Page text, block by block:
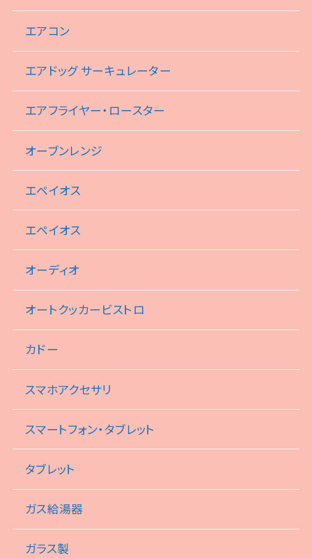
エアコン
エアドッグ サーキュレーター
エアフライヤー・ロースター
オーブンレンジ
エペイオス
エペイオス
オーディオ
オートクッカービストロ
カドー
スマホアクセサリ
スマートフォン・タブレット
タブレット
ガス給湯器
ガラス製